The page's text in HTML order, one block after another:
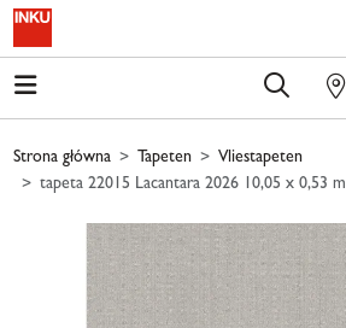
Skip to main content
Strona główna Tapeten
Vliestapeten
tapeta 22015 Lacantara 2026 10,05 x 0,53 m